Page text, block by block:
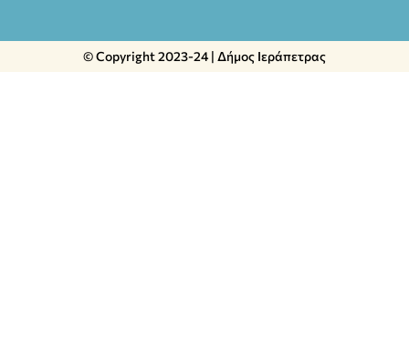
© Copyright 2023-24 | Δήμος Ιεράπετρας